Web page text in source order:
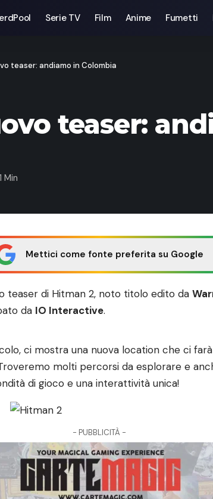
Serie TV Film Anime Fumetti
teaser: andiamo in Colombia
teaser:
1 Min
Mettici come fonte preferita su Google
teaser di Hitman 2, noto titolo edito da
da IO Interactive.
ci mostra una nuova location che ci
molti percorsi da esplorare e
di gioco e una interattività unica!
- PUBBLICITÀ -